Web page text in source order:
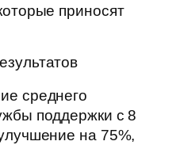
приносят
среднего
поддержки с 8
на 75%,